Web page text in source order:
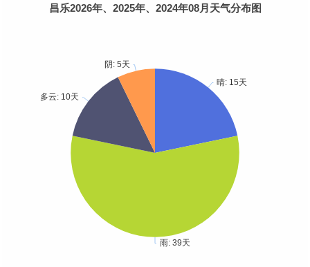
昌乐2026年、2025年、2024年08月天气分布图